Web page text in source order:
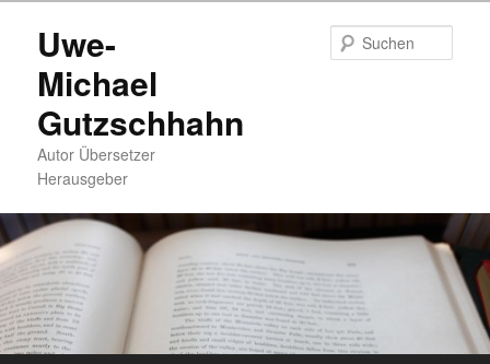
primären
springen
Uwe-
Michael
Gutzschhahn
Autor Übersetzer
Herausgeber